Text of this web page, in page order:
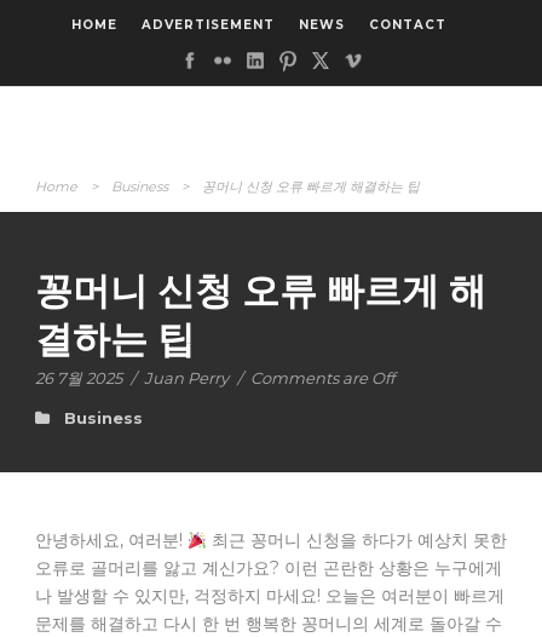
HOME ADVERTISEMENT NEWS CONTACT
Home > Business > 꽁머니 신청 오류 빠르게 해결하는 팁
꽁머니 신청 오류 빠르게 해
결하는 팁
26 7월 2025 / Juan Perry / Comments are Off
Business
안녕하세요, 여러분!
최근 꽁머니 신청을 하다가 예상치 못한
오류로 골머리를 앓고 계신가요? 이런 곤란한 상황은 누구에게
나 발생할 수 있지만, 걱정하지 마세요! 오늘은 여러분이 빠르게
문제를 해결하고 다시 한 번 행복한 꽁머니의 세계로 돌아갈 수